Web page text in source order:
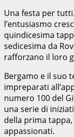
Una festa per
l’entusiasmo
quindicesima
sedicesima da
rafforzano il loro
Bergamo e il suo
impreparati
numero 100 del
una serie di
della prima
appassionati.